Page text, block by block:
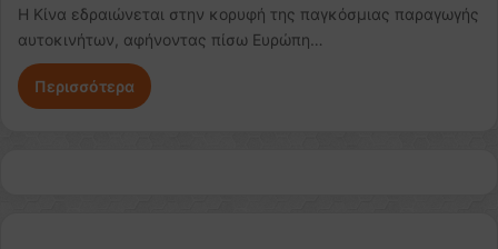
Η Κίνα εδραιώνεται στην κορυφή της παγκόσμιας παραγωγής
αυτοκινήτων, αφήνοντας πίσω Ευρώπη…
Περισσότερα